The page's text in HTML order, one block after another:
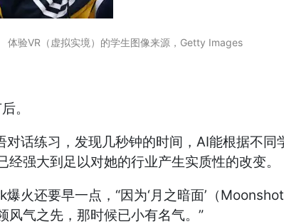
体验VR（虚拟实境）的学生图像来源，Getty Images
。
话练习，发现几秒钟的时间，AI能根据不
强大到足以对她的行业产生实质性的改变。
火还要早一点，“因为‘月之暗面’（
风气之先，那时候已小有名气。”